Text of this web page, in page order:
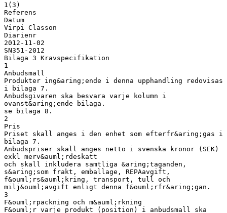
1(3)
Referens
Datum
Virpi Classon
Diarienr
2012-11-02
SN351-2012
Bilaga 3 Kravspecifikation
1
Anbudsmall
Produkter ing&aring;ende i denna upphandling redovisas
i bilaga 7.
Anbudsgivaren ska besvara varje kolumn i
ovanst&aring;ende bilaga.
se bilaga 8.
2
Pris
Priset skall anges i den enhet som efterfr&aring;gas i
bilaga 7.
Anbudspriser skall anges netto i svenska kronor (SEK)
exkl merv&auml;rdeskatt
och skall inkludera samtliga &aring;taganden,
s&aring;som frakt, emballage, REPAavgift,
f&ouml;rs&auml;kring, transport, tull och
milj&ouml;avgift enligt denna f&ouml;rfr&aring;gan.
3
F&ouml;rpackning och m&auml;rkning
F&ouml;r varje produkt (position) i anbudsmall ska